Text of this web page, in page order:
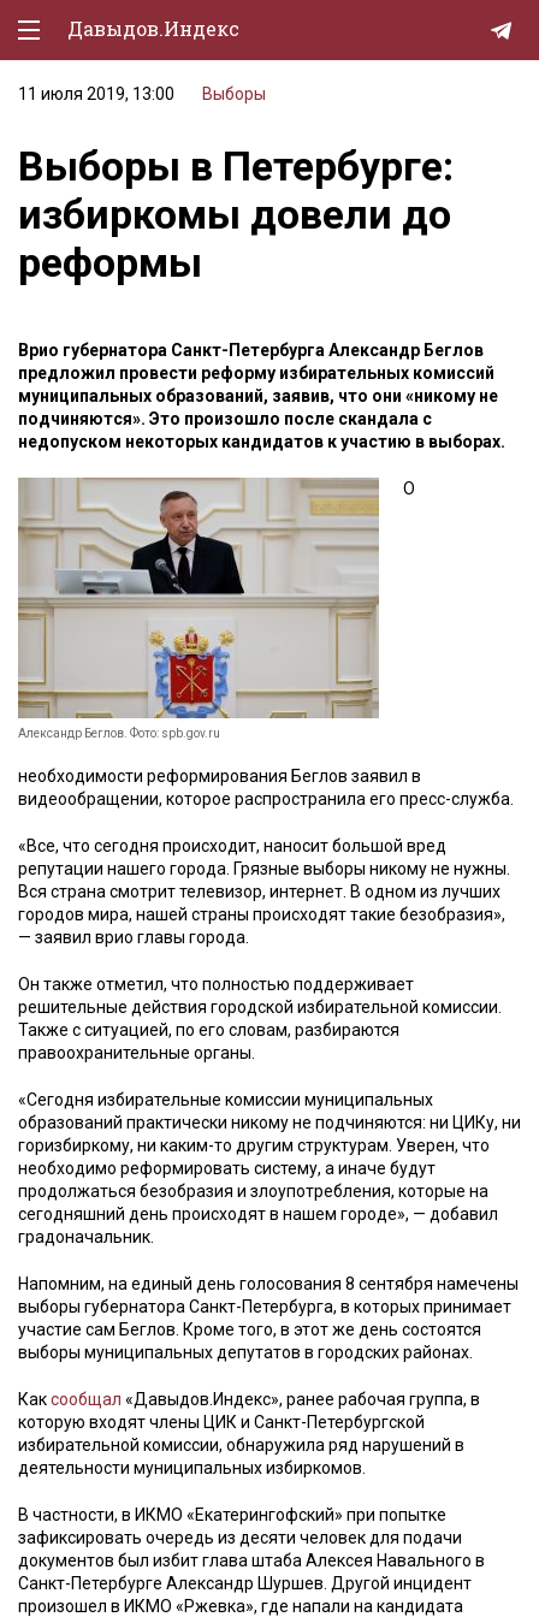
Давыдов.Индекс
Политическая жизнь
Экономика
Природа
Образование
Культура
Lifestyle
Мурзилка
11 июля 2019, 13:00 Выборы
Выборы в Петербурге:
избиркомы довели до
реформы
Врио губернатора Санкт-Петербурга Александр Беглов
предложил провести реформу избирательных комиссий
муниципальных образований, заявив, что они «никому не
подчиняются». Это произошло после скандала с
недопуском некоторых кандидатов к участию в выборах.
Александр Беглов. Фото: spb.gov.ru
О
необходимости реформирования Беглов заявил в
видеообращении, которое распространила его пресс-служба.
«Все, что сегодня происходит, наносит большой вред
репутации нашего города. Грязные выборы никому не нужны.
Вся страна смотрит телевизор, интернет. В одном из лучших
городов мира, нашей страны происходят такие безобразия»,
— заявил врио главы города.
Он также отметил, что полностью поддерживает
решительные действия городской избирательной комиссии.
Также с ситуацией, по его словам, разбираются
правоохранительные органы.
«Сегодня избирательные комиссии муниципальных
образований практически никому не подчиняются: ни ЦИКу, ни
горизбиркому, ни каким-то другим структурам. Уверен, что
необходимо реформировать систему, а иначе будут
продолжаться безобразия и злоупотребления, которые на
сегодняшний день происходят в нашем городе», — добавил
градоначальник.
Напомним, на единый день голосования 8 сентября намечены
выборы губернатора Санкт-Петербурга, в которых принимает
участие сам Беглов. Кроме того, в этот же день состоятся
выборы муниципальных депутатов в городских районах.
Каксообщал «Давыдов.Индекс», ранее рабочая группа, в
которую входят члены ЦИК и Санкт-Петербургской
избирательной комиссии, обнаружила ряд нарушений в
деятельности муниципальных избиркомов.
В частности, в ИКМО «Екатерингофский» при попытке
зафиксировать очередь из десяти человек для подачи
документов был избит глава штаба Алексея Навального в
Санкт-Петербурге Александр Шуршев. Другой инцидент
произошел в ИКМО «Ржевка», где напали на кандидата